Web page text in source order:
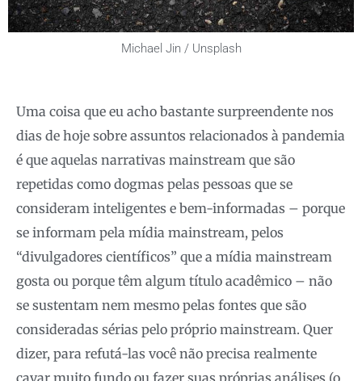
Michael Jin / Unsplash
Uma coisa que eu acho bastante surpreendente nos
dias de hoje sobre assuntos relacionados à pandemia
é que aquelas narrativas mainstream que são
repetidas como dogmas pelas pessoas que se
consideram inteligentes e bem-informadas – porque
se informam pela mídia mainstream, pelos
“divulgadores científicos” que a mídia mainstream
gosta ou porque têm algum título acadêmico – não
se sustentam nem mesmo pelas fontes que são
consideradas sérias pelo próprio mainstream. Quer
dizer, para refutá-las você não precisa realmente